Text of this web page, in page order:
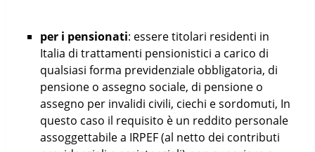
per i pensionati: essere titolari residenti in
Italia di trattamenti pensionistici a carico di
qualsiasi forma previdenziale obbligatoria, di
pensione o assegno sociale, di pensione o
assegno per invalidi civili, ciechi e sordomuti, In
questo caso il requisito è un reddito personale
assoggettabile a IRPEF (al netto dei contributi